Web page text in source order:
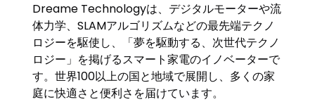
Dreame Technologyは、デジタルモーターや流
体力学、SLAMアルゴリズムなどの最先端テクノ
ロジーを駆使し、「夢を駆動する、次世代テクノ
ロジー」を掲げるスマート家電のイノベーターで
す。世界100以上の国と地域で展開し、多くの家
庭に快適さと便利さを届けています。